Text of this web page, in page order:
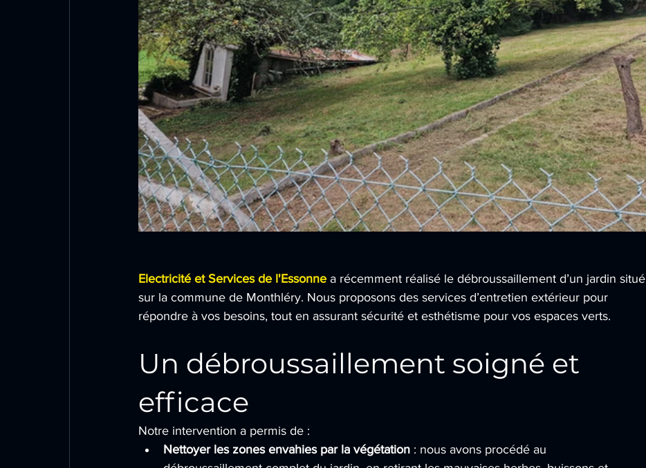
Electricité et Services de l'Essonne a récemment réalisé le débroussaillement d’un jardin situé
sur la commune de Monthléry. Nous proposons des services d’entretien extérieur pour
répondre à vos besoins, tout en assurant sécurité et esthétisme pour vos espaces verts.
Un débroussaillement soigné et
efficace
Notre intervention a permis de :
Nettoyer les zones envahies par la végétation : nous avons procédé au